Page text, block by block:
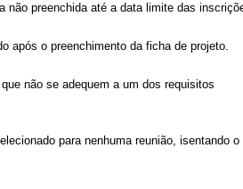
não preenchida até a data limite das
após o preenchimento da ficha de projeto.
não se adequem a um dos requisitos
para nenhuma reunião, isentando o